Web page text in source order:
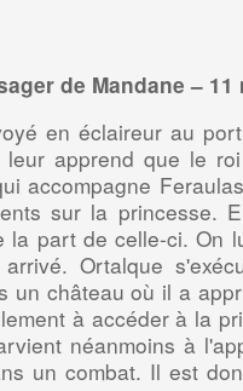
de Mandane – 11
en éclaireur au
apprend que le
accompagne
sur la princesse.
la part de celle-ci. On
Ortalque
un château où il a
à accéder à la
néanmoins à
un combat. Il est